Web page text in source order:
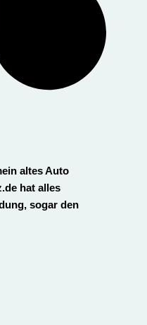
altes Auto
hat alles
sogar den